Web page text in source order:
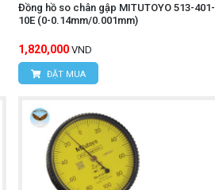
Đồng hồ so chân gập MITUTOYO 513-401-
10E (0-0.14mm/0.001mm)
1,820,000 VND
ĐẶT MUA